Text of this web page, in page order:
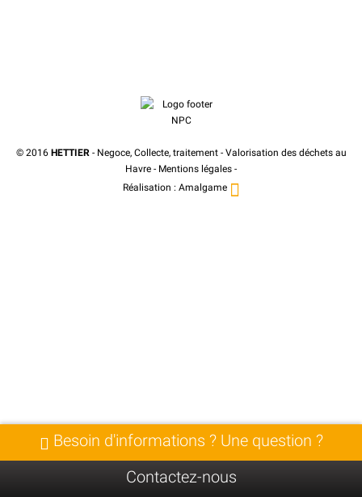
© 2016 HETTIER - Negoce, Collecte, traitement - Valorisation des déchets au
Havre - Mentions légales -
Réalisation : Amalgame
Besoin d'informations ? Une question ?
Contactez-nous